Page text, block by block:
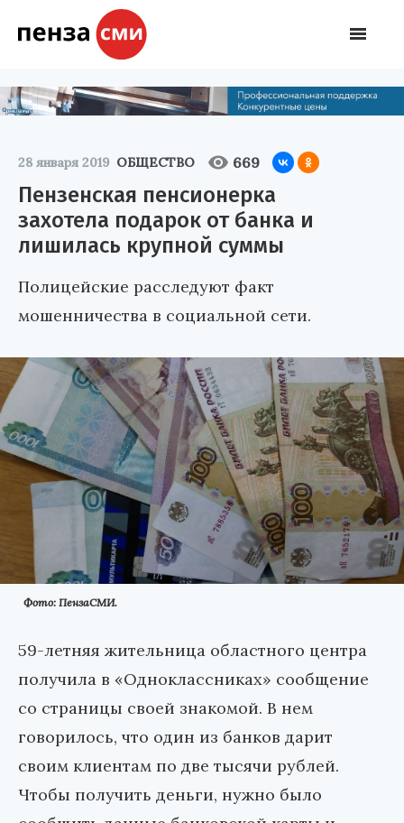
28 января 2019 ОБЩЕСТВО 669
Пензенская пенсионерка
захотела подарок от банка и
лишилась крупной суммы
Полицейские расследуют факт
мошенничества в социальной сети.
Фото: ПензаСМИ.
59-летняя жительница областного центра
получила в «Одноклассниках» сообщение
со страницы своей знакомой. В нем
говорилось, что один из банков дарит
своим клиентам по две тысячи рублей.
Чтобы получить деньги, нужно было